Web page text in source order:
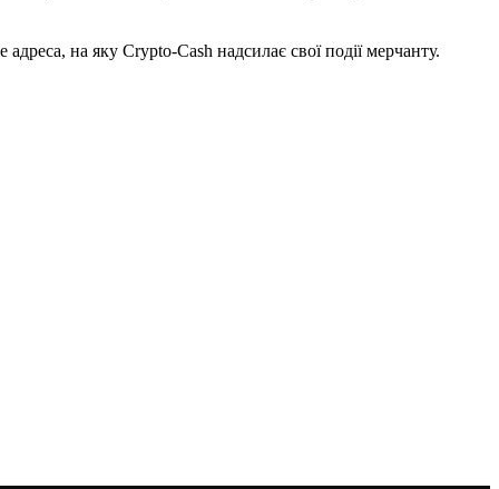
на яку Crypto-Cash надсилає свої події мерчанту.